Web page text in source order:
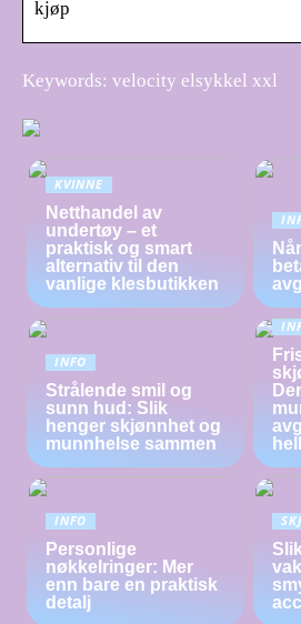
kjøp
Keywords: velocity elsykkel xxl
KVINNE
Netthandel av
undertøy – et
praktisk og smart
alternativ til den
vanlige klesbutikken
Når
INFO
Strålende smil og
sunn hud: Slik
henger skjønnhet og
munnhelse sammen
INFO
Personlige
nøkkelringer: Mer
enn bare en praktisk
detalj